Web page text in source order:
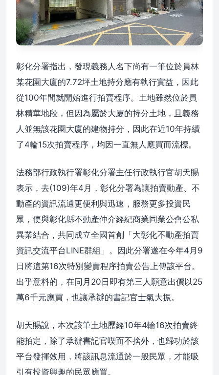
彰化分署指出，發現義務人名下尚有一筆位於員林
某花園大廈的7.72坪土地持分應有執行實益，因此
從100年間就開始進行拍賣程序。土地雖然位於員
林精華地段，但因為屬於大廈的持分土地，且義務
人並無該花園大廈的建物持分，因此在近10年持續
了4輪15次拍賣程序，均因一直無人應買而流標。
法務部行政執行署彰化分署主任行政執行官胡天賜
表示，去(109)年4月，彰化分署為讓拍賣動產、不
動產的資訊流通更便利與迅速，服務更多投資民
眾，便與彰化縣不動產仲介經紀商業同業公會公私
異業結合，共同成立全國首創「大彰化不動產拍賣
資訊交流平台LINE群組」。因此分署遂在今年4月9
日將這第16次特別變賣程序拍賣公告上傳該平台。
出乎意料的，在同月20日即有第三人願意出價以25
萬6千元應買，也讓承辦的書記官士氣大振。
胡天賜說，本次該筆土地歷經10年4輪16次拍賣終
能拍定，除了承辦書記官喫而不捨外，也歸功於該
平台發揮效用，將該訊息流通於一般民眾，才能吸
引有投資興趣的民眾應買。